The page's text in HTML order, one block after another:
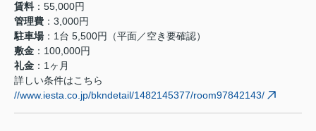
賃料：55,000円
管理費 ：3,000円
駐車場：1台 5,500円（平面／空き要確認）
敷金 ：100,000円
礼金 ：1ヶ月
詳しい条件はこちら
//www.iesta.co.jp/bkndetail/1482145377/room97842143/